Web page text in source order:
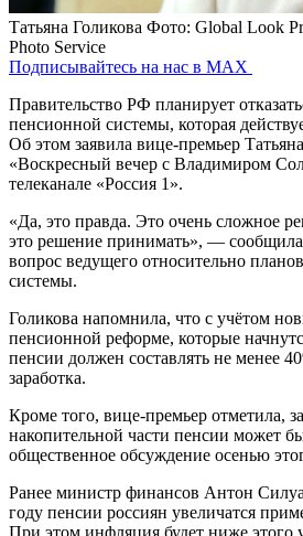
Татьяна Голикова Фото: Global Look
Photo Service
Подписывайтесь на нас в MAX
Правительство РФ планирует
пенсионной системы, которая
Об этом заявила вице-премьер
«Воскресный вечер с Владимиром
телеканале «Россия 1».
«Да, это правда. Это очень сложное
это решение принимать», —
вопрос ведущего относительно
системы.
Голикова напомнила, что с учётом
пенсионной реформе, которые
пенсии должен составлять не менее
заработка.
Кроме того, вице-премьер отметила,
накопительной части пенсии может
общественное обсуждение осенью
Ранее министр финансов Антон
году пенсии россиян увеличатся
При этом инфляция будет ниже этого